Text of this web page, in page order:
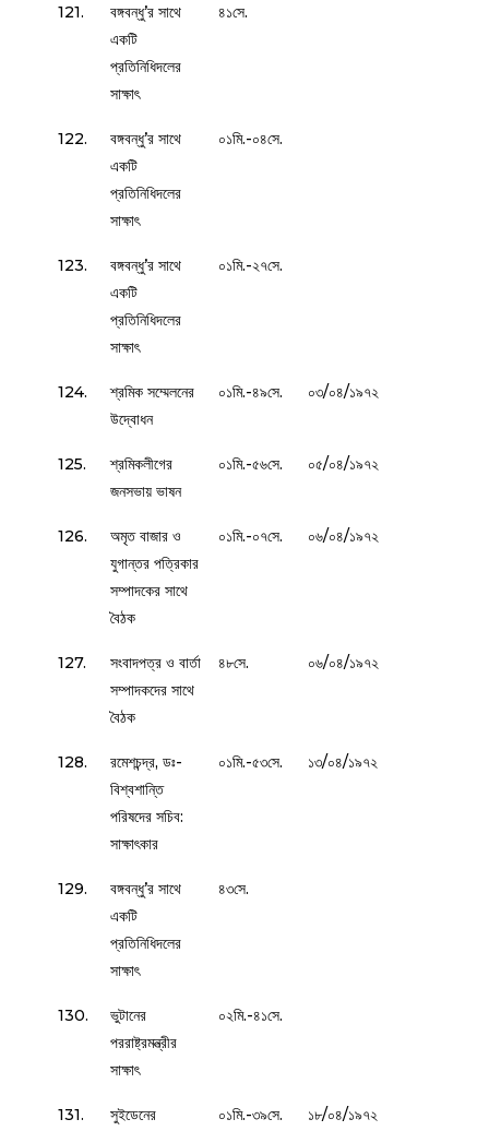
121.
বঙ্গবন্ধু’র সাথে
একটি
প্রতিনিধিদলের
সাক্ষাৎ
৪১সে.
122.
বঙ্গবন্ধু’র সাথে
একটি
প্রতিনিধিদলের
সাক্ষাৎ
০১মি.-০৪সে.
123.
বঙ্গবন্ধু’র সাথে
একটি
প্রতিনিধিদলের
সাক্ষাৎ
০১মি.-২৭সে.
124.
শ্রমিক সম্মেলনের
উদ্বোধন
০১মি.-৪৯সে. ০৩/০৪/১৯৭২
125.
শ্রমিকলীগের
জনসভায় ভাষন
০১মি.-৫৬সে. ০৫/০৪/১৯৭২
126.
অমৃত বাজার ও
যুগান্তর পত্রিকার
সম্পাদকের সাথে
বৈঠক
০১মি.-০৭সে. ০৬/০৪/১৯৭২
127.
সংবাদপত্র ও বার্তা
সম্পাদকদের সাথে
বৈঠক
৪৮সে. ০৬/০৪/১৯৭২
128.
রমেশচন্দ্র, ডঃ-
বিশ্বশান্তি
পরিষদের সচিব:
সাক্ষাৎকার
০১মি.-৫৩সে. ১৩/০৪/১৯৭২
129.
বঙ্গবন্ধু’র সাথে
একটি
প্রতিনিধিদলের
সাক্ষাৎ
৪৩সে.
130.
ভুটানের
পররাষ্ট্রমন্ত্রীর
সাক্ষাৎ
০২মি.-৪১সে.
131.
সুইডেনের
০১মি.-৩৯সে. ১৮/০৪/১৯৭২